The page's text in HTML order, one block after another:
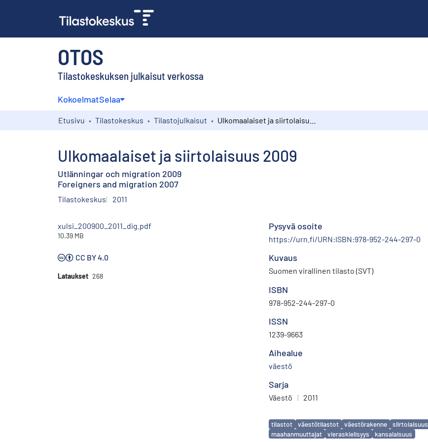
OTOS
Tilastokeskuksen julkaisut verkossa
KokoelmatSelaa
Etusivu Tilastokeskus Tilastojulkaisut
Ulkomaalaiset ja siirtolaisuus 2009
Utlänningar och migration 2009
Foreigners and migration 2007
Tilastokeskus 2011
xulsi_200900_2011_dig.pdf
10.39 MB
CC BY 4.0
Lataukset 268
Pysyvä osoite
https://urn.fi/URN:ISBN:978-952-244-297-0
Kuvaus
Suomen virallinen tilasto (SVT)
ISBN
978-952-244-297-0
ISSN
1239-9663
Aihealue
väestö
Sarja
Väestö | 2011
Avainsanat
tilastot väestötilastot väestörakenne siirtolaisuus
maahanmuuttajat
vieraskielisyys kansalaisuus